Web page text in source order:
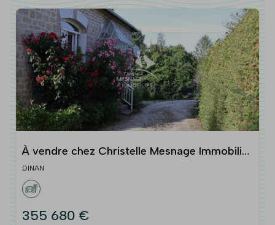
À vendre chez Christelle Mesnage Immobilier
- DINAN proche
DINAN
355 680 €